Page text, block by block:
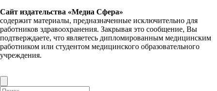
Сайт издательства «Медиа Сфера»
содержит материалы, предназначенные исключительно для
работников здравоохранения. Закрывая это сообщение, Вы
подтверждаете, что являетесь дипломированным медицинским
работником или студентом медицинского образовательного
учреждения.